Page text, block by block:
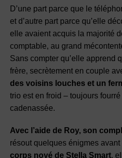
D’une part parce que le
et d’autre part parce qu’elle
elle avaient acquis la majorité
comptable, au grand
Sans compter qu’elle apprend
frère, secrètement en couple
des voisins louches et un
trio est en froid – toujours
cadenassée.
Avec l’aide de Roy, son
résout quelques énigmes
corps noyé de Stella Smart,